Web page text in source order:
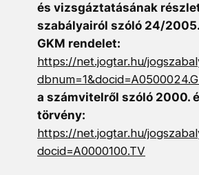
és vizsgáztatásának
szabályairól szóló 24/2005.
GKM rendelet:
https://net.jogtar.hu/
a számvitelről szóló 2000.
törvény:
https://net.jogtar.hu/
docid=A0000100.TV